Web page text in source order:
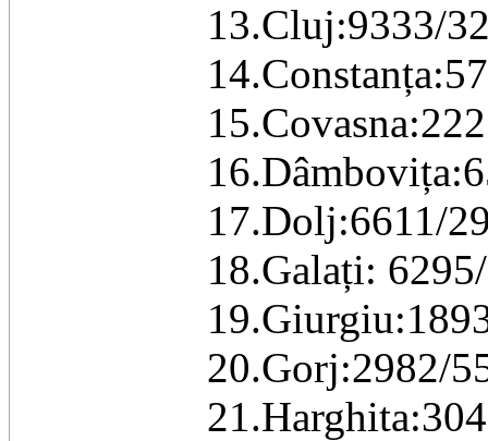
13.Cluj:9333/
17.Dolj:6611/
18.Galați:
20.Gorj:2982/